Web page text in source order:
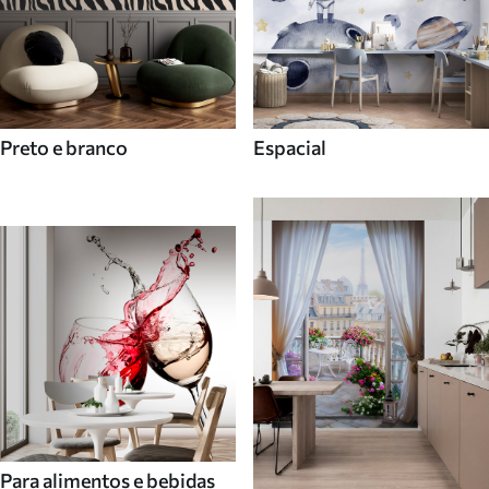
Preto e branco Espacial
Para alimentos e bebidas